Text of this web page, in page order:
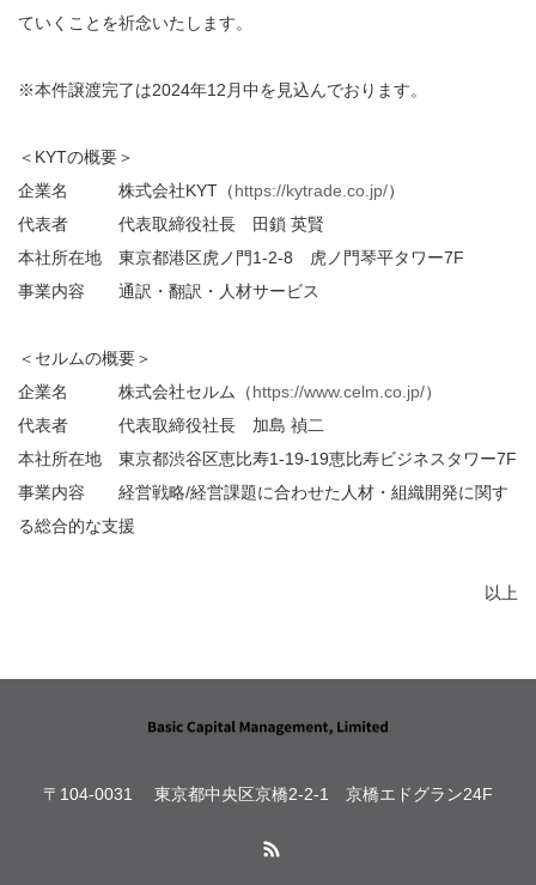
ていくことを祈念いたします。
※本件譲渡完了は2024年12月中を見込んでおります。
＜ KYTの概要＞
企業名 株式会社KYT （https://kytrade.co.jp/）
代表者 代表取締役社長 田鎖 英賢
本社所在地 東京都港区虎ノ門1-2-8 虎ノ門琴平タワー7F
事業内容 通訳・翻訳・人材サービス
＜セルムの概要＞
企業名 株式会社セルム（https://www.celm.co.jp/）
代表者 代表取締役社長 加島 禎二
本社所在地 東京都渋谷区恵比寿1-19-19恵比寿ビジネスタワー7F
事業内容 経営戦略/経営課題に合わせた人材・組織開発に関す
る総合的な支援
以上
〒104-0031 東京都中央区京橋2-2-1 京橋エドグラン24F